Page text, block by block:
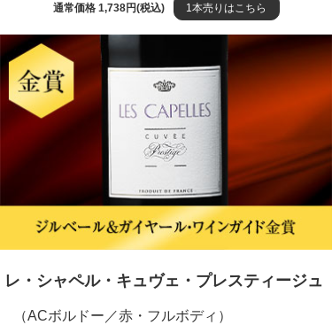
通常価格 1,738円(税込) 1本売りはこちら
レ・シャペル・キュヴェ・プレスティージュ
（ACボルドー／赤・フルボディ）